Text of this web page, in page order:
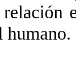
humano.